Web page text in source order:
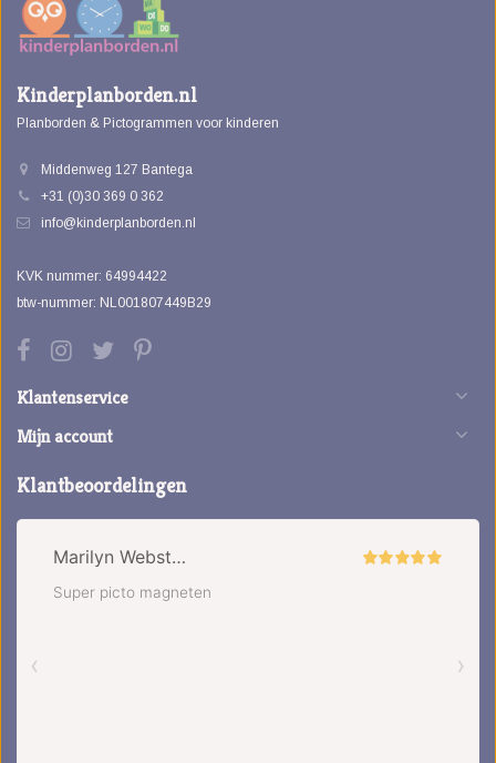
Kinderplanborden.nl
Planborden & Pictogrammen voor kinderen
Middenweg 127 Bantega
+31 (0)30 369 0 362
info@kinderplanborden.nl
KVK nummer: 64994422
btw-nummer: NL001807449B29
Klantenservice
Mijn account
Klantbeoordelingen